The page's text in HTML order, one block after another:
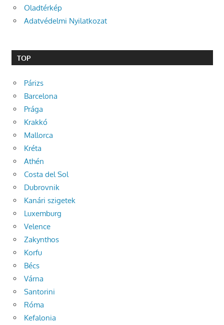
Oladtérkép
Adatvédelmi Nyilatkozat
TOP
Párizs
Barcelona
Prága
Krakkó
Mallorca
Kréta
Athén
Costa del Sol
Dubrovnik
Kanári szigetek
Luxemburg
Velence
Zakynthos
Korfu
Bécs
Várna
Santorini
Róma
Kefalonia